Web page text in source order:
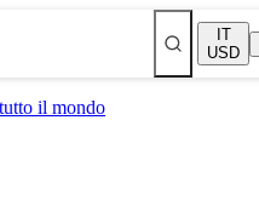
IT
USD
il mondo